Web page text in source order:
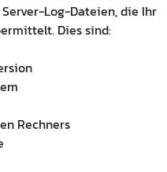
Log-Dateien, die Ihr
Dies sind:
Rechners